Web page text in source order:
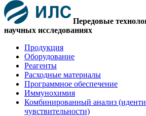
Передовые
научных исследованиях
Продукция
Оборудование
Реагенты
Расходные материалы
Программное обеспечение
Иммунохимия
Комбинированный анализ
чувствительности)